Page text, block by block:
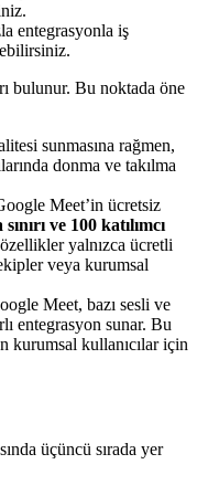
entegrasyonla iş
bulunur. Bu noktada öne
sunmasına rağmen,
donma ve takılma
Meet’in ücretsiz
ve 100 katılımcı
yalnızca ücretli
veya kurumsal
Meet, bazı sesli ve
entegrasyon sunar. Bu
kurumsal kullanıcılar için
üçüncü sırada yer